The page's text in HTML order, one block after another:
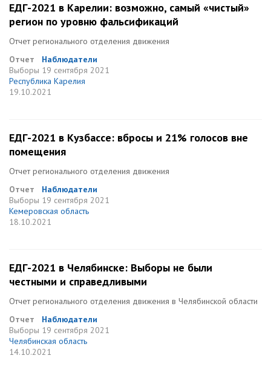
ЕДГ-2021 в Карелии: возможно, самый «чистый»
регион по уровню фальсификаций
Отчет регионального отделения движения
Отчет
Наблюдатели
Выборы 19 сентября 2021
Республика Карелия
19.10.2021
ЕДГ-2021 в Кузбассе: вбросы и 21% голосов вне
помещения
Отчет регионального отделения движения
Отчет
Наблюдатели
Выборы 19 сентября 2021
Кемеровская область
18.10.2021
ЕДГ-2021 в Челябинске: Выборы не были
честными и справедливыми
Отчет регионального отделения движения в Челябинской области
Отчет
Наблюдатели
Выборы 19 сентября 2021
Челябинская область
14.10.2021